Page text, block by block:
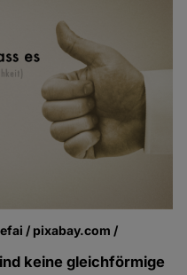
/ pixabay.com /
keine gleichförmige